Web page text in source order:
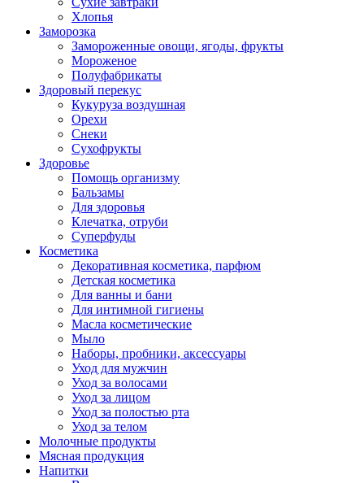
Хлопья
Заморозка
Замороженные овощи, ягоды, фрукты
Мороженое
Полуфабрикаты
Здоровый перекус
Кукуруза воздушная
Орехи
Снеки
Сухофрукты
Здоровье
Помощь организму
Бальзамы
Для здоровья
Клечатка, отруби
Суперфуды
Косметика
Декоративная косметика, парфюм
Детская косметика
Для ванны и бани
Для интимной гигиены
Масла косметические
Мыло
Наборы, пробники, аксессуары
Уход для мужчин
Уход за волосами
Уход за лицом
Уход за полостью рта
Уход за телом
Молочные продукты
Мясная продукция
Напитки